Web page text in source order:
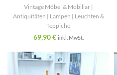
Vintage Möbel & Mobiliar |
Antiquitäten | Lampen | Leuchten &
Teppiche
69,90€ inkl. MwSt.